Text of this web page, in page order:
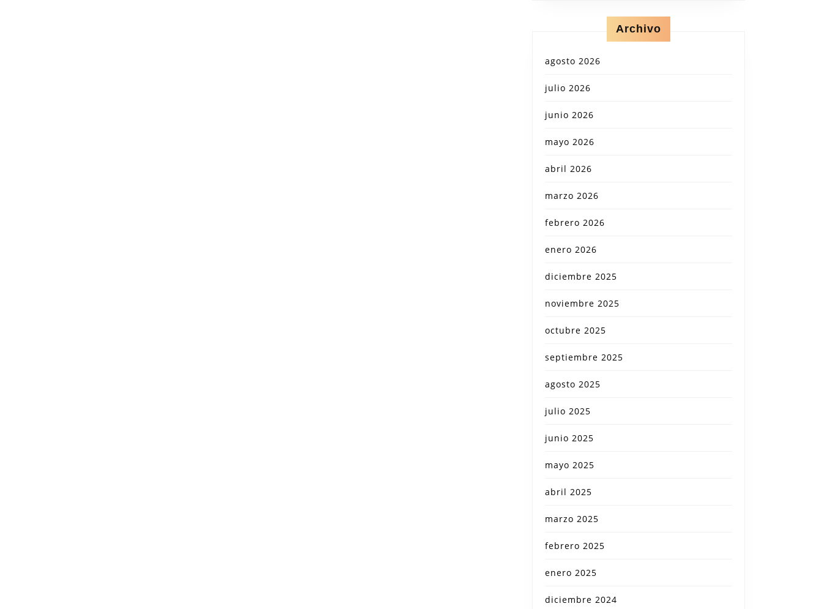
Archivo
agosto 2026
julio 2026
junio 2026
mayo 2026
abril 2026
marzo 2026
febrero 2026
enero 2026
diciembre 2025
noviembre 2025
octubre 2025
septiembre 2025
agosto 2025
julio 2025
junio 2025
mayo 2025
abril 2025
marzo 2025
febrero 2025
enero 2025
diciembre 2024